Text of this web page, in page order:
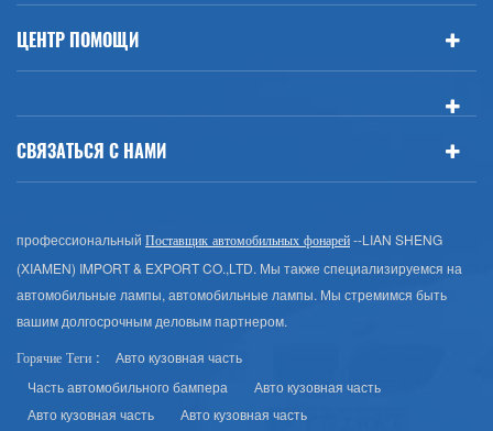
ЦЕНТР ПОМОЩИ
СВЯЗАТЬСЯ С НАМИ
профессиональный Поставщик автомобильных фонарей--LIAN SHENG
(XIAMEN) IMPORT & EXPORT CO.,LTD. Мы также специализируемся на
автомобильные лампы, автомобильные лампы. Мы стремимся быть
вашим долгосрочным деловым партнером.
Горячие Теги :
Авто кузовная часть
Часть автомобильного бампера
Авто кузовная часть
Авто кузовная часть
Авто кузовная часть